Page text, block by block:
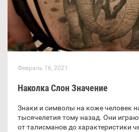
Февраль 16, 2021
Наколка Слон Значение
Знаки и символы на коже человек
тысячелетия тому назад. Они
от талисманов до характеристики